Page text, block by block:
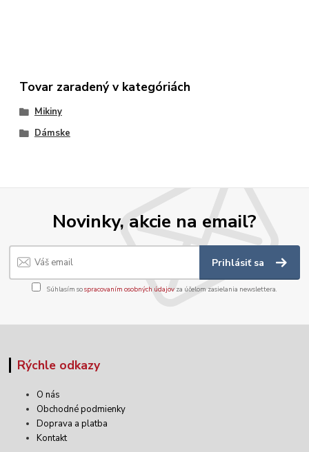
Tovar zaradený v kategóriách
Mikiny
Dámske
Novinky, akcie na email?
Prihlásiť sa
Súhlasím sospracovaním osobných údajov za účelom zasielania newslettera.
Rýchle odkazy
O nás
Obchodné podmienky
Doprava a platba
Kontakt